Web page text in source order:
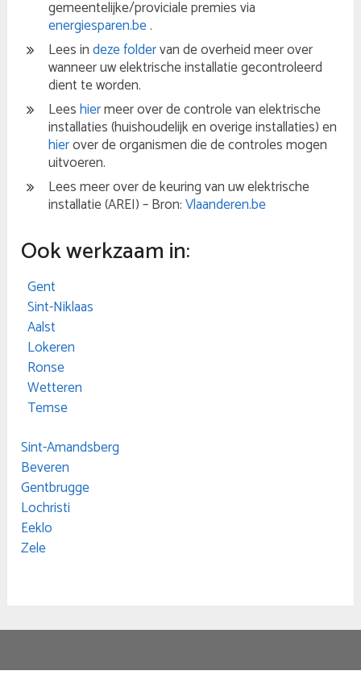
gemeentelijke/proviciale premies via
energiesparen.be.
Lees indeze foldervan de overheid meer over
wanneer uw elektrische installatie gecontroleerd
dient te worden.
Leeshiermeer over de controle van elektrische
installaties (huishoudelijk en overige installaties) en
hierover de organismen die de controles mogen
uitvoeren.
Lees meer over de keuring van uw elektrische
installatie (AREI) – Bron:Vlaanderen.be
Ook werkzaam in:
Gent
Sint-Niklaas
Aalst
Lokeren
Ronse
Wetteren
Temse
Sint-Amandsberg
Beveren
Gentbrugge
Lochristi
Eeklo
Zele